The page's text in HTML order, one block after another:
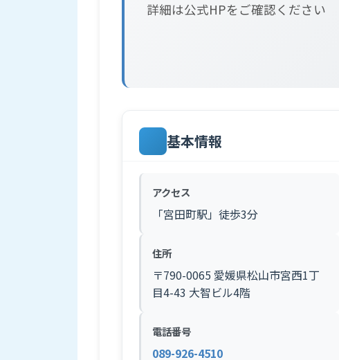
詳細は公式HPをご確認ください
基本情報
アクセス
「宮田町駅」徒歩3分
住所
〒790-0065 愛媛県松山市宮西1丁
目4-43 大智ビル4階
電話番号
089-926-4510